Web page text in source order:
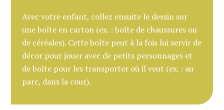
Avec votre enfant, collez ensuite le dessin sur
une boîte en carton (ex. : boîte de chaussures ou
de céréales). Cette boîte peut à la fois lui servir de
décor pour jouer avec de petits personnages et
de boîte pour les transporter où il veut (ex. : au
parc, dans la cour).